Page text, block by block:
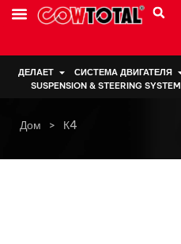
ДЕЛАЕТ СИСТЕМА ДВИГАТЕЛЯ
SUSPENSION & STEERING SYSTEM
Дом > К4